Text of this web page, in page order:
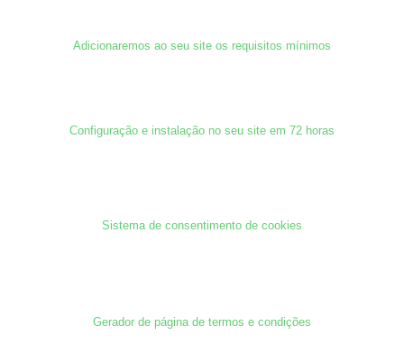
Adicionaremos ao seu site os requisitos mínimos
Configuração e instalação no seu site em 72 horas
Sistema de consentimento de cookies
Gerador de página de termos e condições